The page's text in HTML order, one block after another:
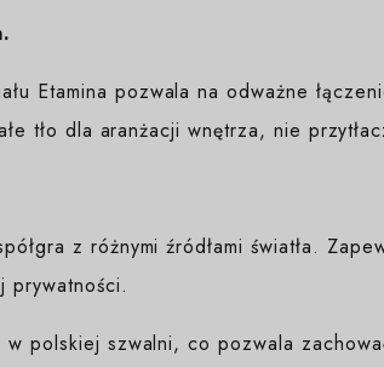
Etamina pozwala na odważne
tło dla aranżacji wnętrza, nie
z różnymi źródłami światła.
prywatności.
polskiej szwalni, co pozwala